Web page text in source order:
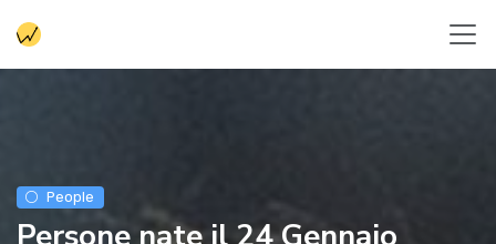
People